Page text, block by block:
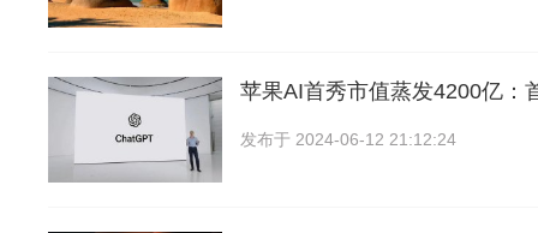
苹果AI首秀市值蒸发4200亿：
发布于 2024-06-12 21:12:24